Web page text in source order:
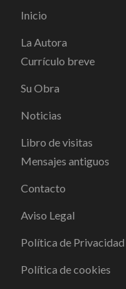
Inicio
La Autora
Currículo breve
Su Obra
Noticias
Libro de visitas
Mensajes antiguos
Contacto
Aviso Legal
Política de Privacidad
Política de cookies